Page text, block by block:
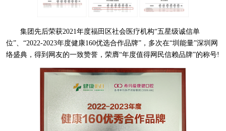
集团先后荣获2021年度福田区社会医疗机构“五星级诚信单
位”、“2022-2023年度健康160优选合作品牌”，多次在“圳能量”深圳网
络盛典，得到网友的一致赞誉，荣膺“年度值得网民信赖品牌”的称号!